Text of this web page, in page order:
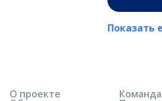
Показать
О проекте Команда